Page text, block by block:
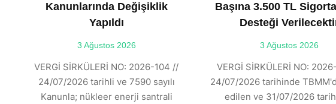
Kanunlarında Değişiklik
Yapıldı
3 Ağustos 2026
VERGİ SİRKÜLERİ NO: 2026-104 //
24/07/2026 tarihli ve 7590 sayılı
Kanunla; nükleer enerji santrali
Başına 3.500 TL
Desteği
3 Ağustos 2026
VERGİ SİRKÜLERİ NO:
24/07/2026 tarihinde
edilen ve 31/07/2026